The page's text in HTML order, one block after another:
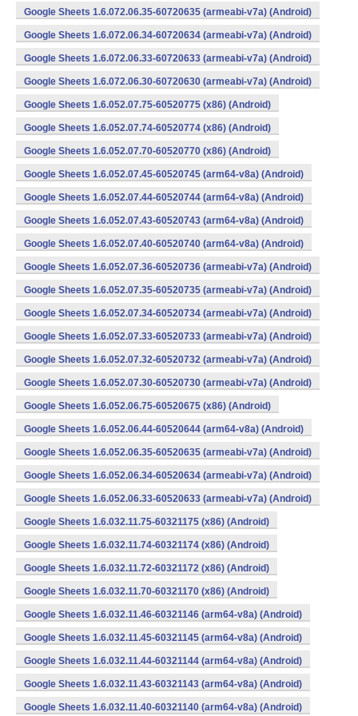
Google Sheets 1.6.072.06.35-60720635 (armeabi-v7a) (Android)
Google Sheets 1.6.072.06.34-60720634 (armeabi-v7a) (Android)
Google Sheets 1.6.072.06.33-60720633 (armeabi-v7a) (Android)
Google Sheets 1.6.072.06.30-60720630 (armeabi-v7a) (Android)
Google Sheets 1.6.052.07.75-60520775 (x86) (Android)
Google Sheets 1.6.052.07.74-60520774 (x86) (Android)
Google Sheets 1.6.052.07.70-60520770 (x86) (Android)
Google Sheets 1.6.052.07.45-60520745 (arm64-v8a) (Android)
Google Sheets 1.6.052.07.44-60520744 (arm64-v8a) (Android)
Google Sheets 1.6.052.07.43-60520743 (arm64-v8a) (Android)
Google Sheets 1.6.052.07.40-60520740 (arm64-v8a) (Android)
Google Sheets 1.6.052.07.36-60520736 (armeabi-v7a) (Android)
Google Sheets 1.6.052.07.35-60520735 (armeabi-v7a) (Android)
Google Sheets 1.6.052.07.34-60520734 (armeabi-v7a) (Android)
Google Sheets 1.6.052.07.33-60520733 (armeabi-v7a) (Android)
Google Sheets 1.6.052.07.32-60520732 (armeabi-v7a) (Android)
Google Sheets 1.6.052.07.30-60520730 (armeabi-v7a) (Android)
Google Sheets 1.6.052.06.75-60520675 (x86) (Android)
Google Sheets 1.6.052.06.44-60520644 (arm64-v8a) (Android)
Google Sheets 1.6.052.06.35-60520635 (armeabi-v7a) (Android)
Google Sheets 1.6.052.06.34-60520634 (armeabi-v7a) (Android)
Google Sheets 1.6.052.06.33-60520633 (armeabi-v7a) (Android)
Google Sheets 1.6.032.11.75-60321175 (x86) (Android)
Google Sheets 1.6.032.11.74-60321174 (x86) (Android)
Google Sheets 1.6.032.11.72-60321172 (x86) (Android)
Google Sheets 1.6.032.11.70-60321170 (x86) (Android)
Google Sheets 1.6.032.11.46-60321146 (arm64-v8a) (Android)
Google Sheets 1.6.032.11.45-60321145 (arm64-v8a) (Android)
Google Sheets 1.6.032.11.44-60321144 (arm64-v8a) (Android)
Google Sheets 1.6.032.11.43-60321143 (arm64-v8a) (Android)
Google Sheets 1.6.032.11.40-60321140 (arm64-v8a) (Android)